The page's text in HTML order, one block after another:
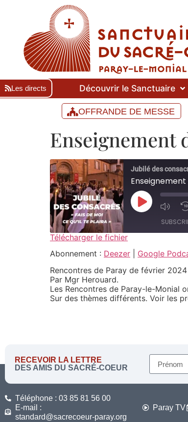
Les directs Découvrir le Sanctuaire
OFFRANDE DE MESSE
Enseignement
Jubilé des
Deezer
Spotify
RSS FEED
SHARE
LINK
EMBED
Télécharger le fichier
Abonnement : Deezer Google
Rencontres de Paray de février 2024
Par Mgr Herouard.
Les Rencontres de Paray-le-Monial
Sur des thèmes différents. Voir les
RECEVOIR LA LETTRE
DES AMIS DU SACRÉ-COEUR
Téléphone : 03 85 81 56 00
E-mail :
standard@sacrecoeur-paray.org
Paray TV